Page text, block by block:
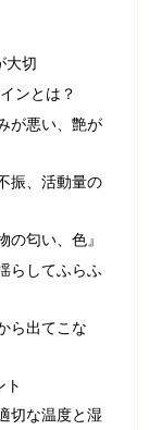
大切
ンとは？
が悪い、艶が
振、活動量の
匂い、色』
らしてふらふ
ら出てこな
ト
切な温度と湿